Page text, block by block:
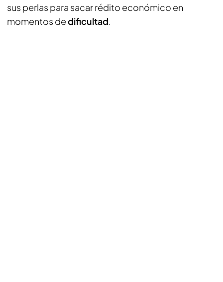
sus perlas para sacar rédito económico en
momentos dedificultad.